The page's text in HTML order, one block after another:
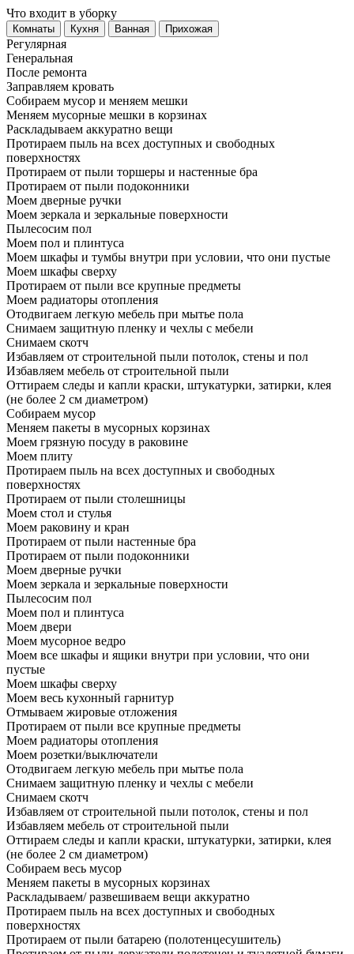
Что входит в уборку
Регу­лярная
Гене­ральная
После ремонта
Заправляем кровать
Собираем мусор и меняем мешки
Меняем мусорные мешки в корзинах
Раскладываем аккуратно вещи
Протираем пыль на всех доступных и свободных
поверхностях
Протираем от пыли торшеры и настенные бра
Протираем от пыли подоконники
Моем дверные ручки
Моем зеркала и зеркальные поверхности
Пылесосим пол
Моем пол и плинтуса
Моем шкафы и тумбы внутри при условии, что они пустые
Моем шкафы сверху
Протираем от пыли все крупные предметы
Моем радиаторы отопления
Отодвигаем легкую мебель при мытье пола
Снимаем защитную пленку и чехлы с мебели
Снимаем скотч
Избавляем от строительной пыли потолок, стены и пол
Избавляем мебель от строительной пыли
Оттираем следы и капли краски, штукатурки, затирки, клея
(не более 2 см диаметром)
Собираем мусор
Меняем пакеты в мусорных корзинах
Моем грязную посуду в раковине
Моем плиту
Протираем пыль на всех доступных и свободных
поверхностях
Протираем от пыли столешницы
Моем стол и стулья
Моем раковину и кран
Протираем от пыли настенные бра
Протираем от пыли подоконники
Моем дверные ручки
Моем зеркала и зеркальные поверхности
Пылесосим пол
Моем пол и плинтуса
Моем двери
Моем мусорное ведро
Моем все шкафы и ящики внутри при условии, что они
пустые
Моем шкафы сверху
Моем весь кухонный гарнитур
Отмываем жировые отложения
Протираем от пыли все крупные предметы
Моем радиаторы отопления
Моем розетки/выключатели
Отодвигаем легкую мебель при мытье пола
Снимаем защитную пленку и чехлы с мебели
Снимаем скотч
Избавляем от строительной пыли потолок, стены и пол
Избавляем мебель от строительной пыли
Оттираем следы и капли краски, штукатурки, затирки, клея
(не более 2 см диаметром)
Собираем весь мусор
Меняем пакеты в мусорных корзинах
Раскладываем/ развешиваем вещи аккуратно
Протираем пыль на всех доступных и свободных
поверхностях
Протираем от пыли батарею (полотенцесушитель)